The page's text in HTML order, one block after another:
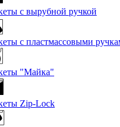
с вырубной ручкой
с пластмассовыми
"Майка"
Zip-Lock